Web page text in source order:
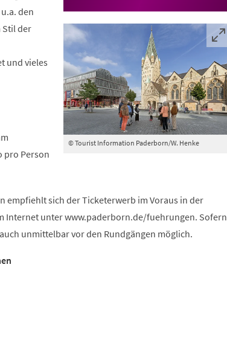
© Tourist Information Paderborn/W. Henke
den
Stil der
und vieles
pro Person
empfiehlt sich der Ticketerwerb im Voraus in der
Internet unter www.paderborn.de/fuehrungen. Sofern
unmittelbar vor den Rundgängen möglich.